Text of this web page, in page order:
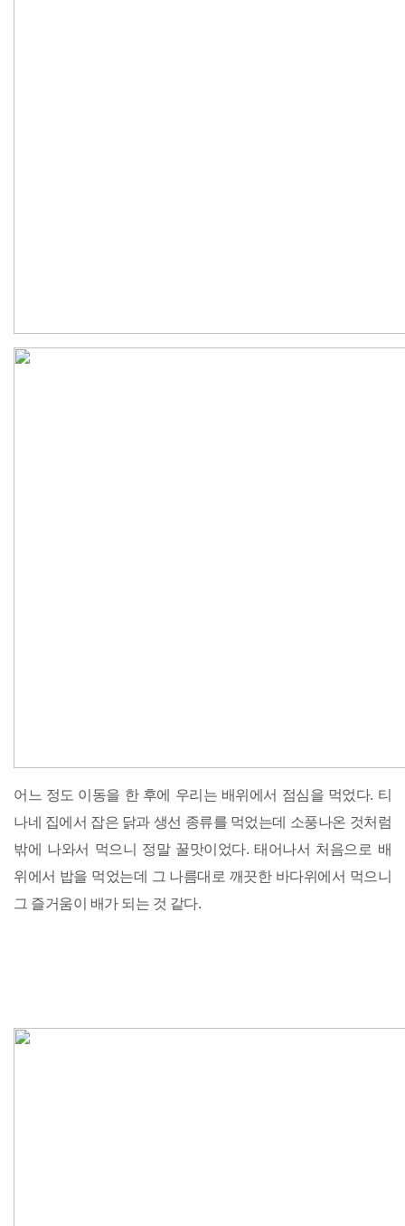
어느 정도 이동을 한 후에 우리는 배위에서 점심을 먹었다. 티
나네 집에서 잡은 닭과 생선 종류를 먹었는데 소풍나온 것처럼
밖에 나와서 먹으니 정말 꿀맛이었다. 태어나서 처음으로 배
위에서 밥을 먹었는데 그 나름대로 깨끗한 바다위에서 먹으니
그 즐거움이 배가 되는 것 같다.